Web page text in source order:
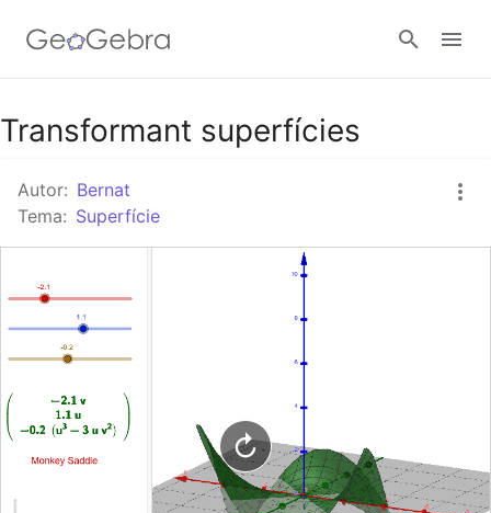
Google Classroom
Aula GeoGebra
Transformant superfícies
Autor: Bernat
Tema: Superfície